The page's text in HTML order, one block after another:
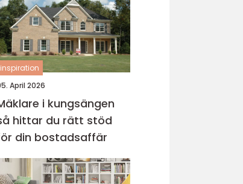
inspiration
April 2026
i kungsängen
hittar du rätt stöd
din bostadsaffär